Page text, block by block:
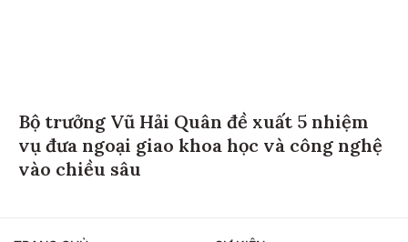
Bộ trưởng Vũ Hải Quân đề xuất 5 nhiệm
vụ đưa ngoại giao khoa học và công nghệ
vào chiều sâu